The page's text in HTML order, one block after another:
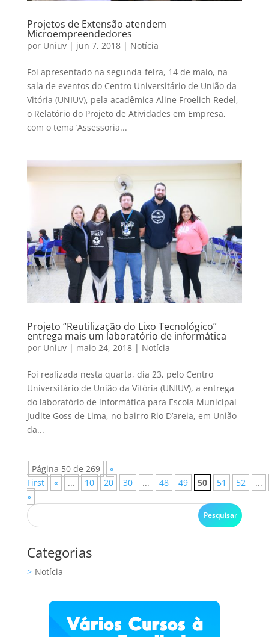
Projetos de Extensão atendem
Microempreendedores
por Uniuv| jun 7, 2018| Notícia
Foi apresentado na segunda-feira, 14 de maio, na
sala de eventos do Centro Universitário de União da
Vitória (UNIUV), pela acadêmica Aline Froelich Redel,
o Relatório do Projeto de Atividades em Empresa,
com o tema ‘Assessoria...
Projeto “Reutilização do Lixo Tecnológico”
entrega mais um laboratório de informática
por Uniuv| maio 24, 2018| Notícia
Foi realizada nesta quarta, dia 23, pelo Centro
Universitário de União da Vitória (UNIUV), a entrega
do laboratório de informática para Escola Municipal
Judite Goss de Lima, no bairro Rio D’areia, em União
da...
Página 50 de 269
«
First
« ... 10 20 30 ... 48 49 50 51 52
...
»
Categorias
Notícia